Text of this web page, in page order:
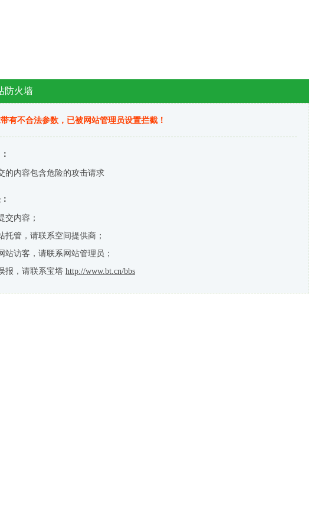
防火墙
有不合法参数，已被网站管理员设置拦截！
的内容包含危险的攻击请求
交内容；
托管，请联系空间提供商；
站访客，请联系网站管理员；
报，请联系宝塔 http://www.bt.cn/bbs